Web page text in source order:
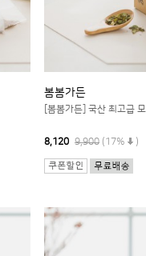
봄봄가든
[봄봄가든] 국산 최고급
8,120 9,900 (17% )